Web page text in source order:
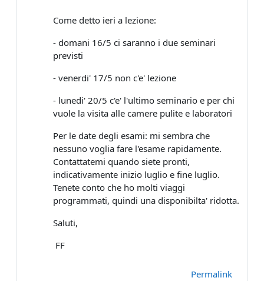
Come detto ieri a lezione:
- domani 16/5 ci saranno i due seminari
previsti
- venerdi' 17/5 non c'e' lezione
- lunedi' 20/5 c'e' l'ultimo seminario e per chi
vuole la visita alle camere pulite e laboratori
Per le date degli esami: mi sembra che
nessuno voglia fare l'esame rapidamente.
Contattatemi quando siete pronti,
indicativamente inizio luglio e fine luglio.
Tenete conto che ho molti viaggi
programmati, quindi una disponibilta' ridotta.
Saluti,
FF
Permalink